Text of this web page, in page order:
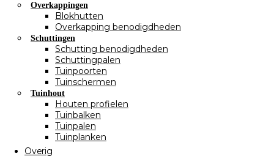
Overkappingen
Blokhutten
Overkapping benodigdheden
Schuttingen
Schutting benodigdheden
Schuttingpalen
Tuinpoorten
Tuinschermen
Tuinhout
Houten profielen
Tuinbalken
Tuinpalen
Tuinplanken
Overig